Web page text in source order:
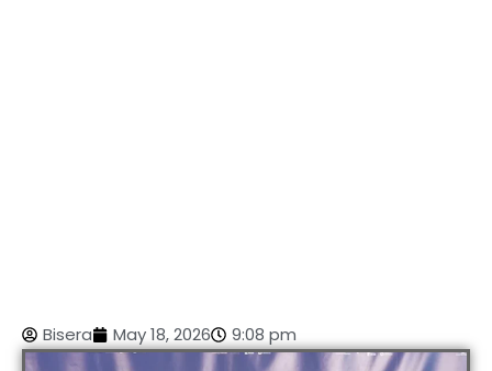
Bisera May 18, 2026 9:08 pm